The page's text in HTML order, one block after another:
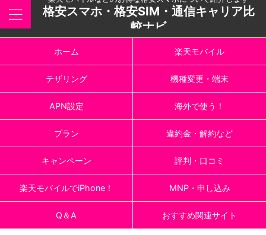
格安スマホ・格安SIM・通信キャリア比
較ナビ
ホーム 楽天モバイル
テザリング 機種変更・端末
APN設定 海外で使う！
プラン 違約金・解約など
キャンペーン 評判・口コミ
楽天モバイルでiPhone！ MNP・申し込み
Q＆A おすすめ関連サイト